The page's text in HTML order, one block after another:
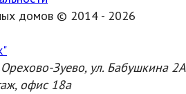
домов © 2014 - 2026
Зуево, ул. Бабушкина 2А
офис 18а